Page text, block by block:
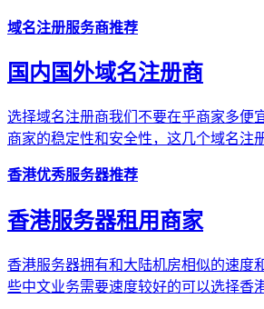
域名注册服务商推荐
国内国外域名注册商
选择域名注册商我们不要在乎商家多便
商家的稳定性和安全性，这几个域名注
香港优秀服务器推荐
香港服务器租用商家
香港服务器拥有和大陆机房相似的速度
些中文业务需要速度较好的可以选择香